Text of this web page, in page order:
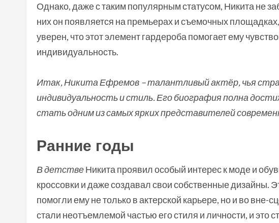
Однако, даже с таким популярным статусом, Никита не
них он появляется на премьерах и съемочных
уверен, что этот элемент гардероба помогает ему
индивидуальность.
Итак, Никита Ефремов – талантливый актёр, чья
индивидуальность и стиль. Его биография полна
стать одним из самых ярких представителей
Ранние годы
В детствеНикита проявил особый интерес к моде и
кроссовки и даже создавал свои собственные дизайны.
помогли ему не только в актерской карьере, но и во вне-
стали неотъемлемой частью его стиля и личности, и это